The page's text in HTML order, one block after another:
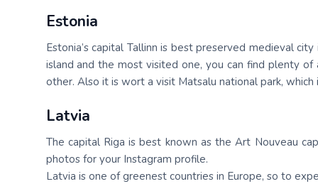
Itālija: Sardīnija
Kipra
Madeira
Tenerife
TURCIJA
Turcija: Bodruma
Gruzija
Islande
Itālija
Kipra
Somija
Spānija
Turcija
Vācija
Anketas vīzu noformēšanai
Lidojumu atcelšana un kavēšanās
Auto noma
Estonia
Estonia’s capital Tallinn is best preserved medieval
island and the most visited one, you can find plenty of
other. Also it is wort a visit Matsalu national park,
Latvia
The capital Riga is best known as the Art Nouveau
photos for your Instagram profile.
Latvia is one of greenest countries in Europe, so to